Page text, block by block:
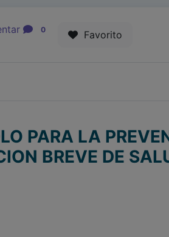
0 Favorito
PARA LA
BREVE DE